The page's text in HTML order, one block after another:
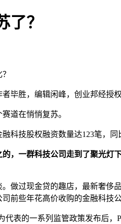
？
毕胜，编辑闲峰，创业邦经授权
道在悄悄复苏。
科技股权融资数量达123笔，同
，一群科技公司走到了聚光灯下
做过现金贷的趣店，最新奢
前些年花高价收购的金融科技
代表的一系列监管政策发布后